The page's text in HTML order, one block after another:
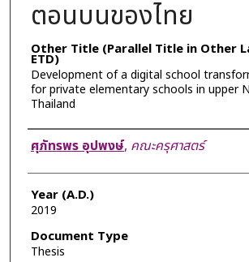
ตอนบนของไทย
Other Title (Parallel Title in Other
ETD)
Development of a digital school
for private elementary schools in upper
Thailand
Author
ศุภัทรพร อุปพงษ์, คณะครุศาสตร์
Year (A.D.)
2019
Document Type
Thesis